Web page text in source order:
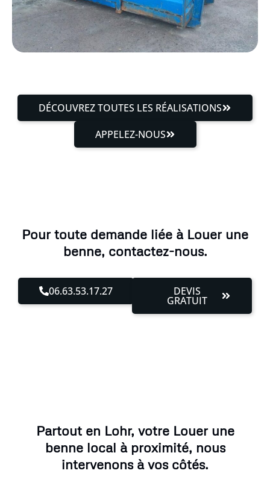
DÉCOUVREZ TOUTES LES RÉALISATIONS
APPELEZ-NOUS
Pour toute demande liée à Louer une
benne, contactez-nous.
06.63.53.17.27 DEVIS
GRATUIT
Partout en Lohr, votre Louer une
benne local à proximité, nous
intervenons à vos côtés.